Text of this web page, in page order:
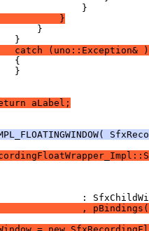
}
catch (uno::Exception& )
aLabel;
,